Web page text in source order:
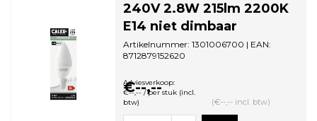
240V 2.8W 215lm 2200K
E14 niet dimbaar
Artikelnummer: 1301006700 | EAN:
8712879152620
€--,--
Adviesverkoop:
€--,-- / per stuk (incl.
btw)
(€--,-- incl. btw)